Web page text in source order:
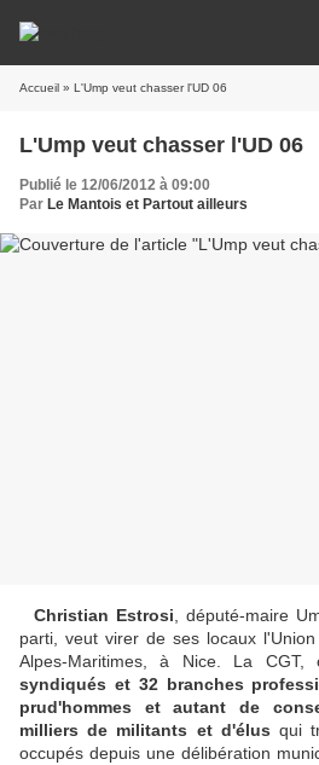
Accueil » L'Ump veut chasser l'UD 06
L'Ump veut chasser l'UD 06
Publié le 12/06/2012 à 09:00
Par Le Mantois et Partout ailleurs
Christian Estrosi , député-maire
parti, veut virer de ses locaux
Alpes-Maritimes, à Nice. La CGT,
syndiqués et 32 branches
prud'hommes et autant de
milliers de militants et d'élus qui
occupés depuis une délibération